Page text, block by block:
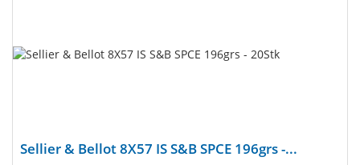
Sellier & Bellot 8X57 IS S&B SPCE 196grs -...